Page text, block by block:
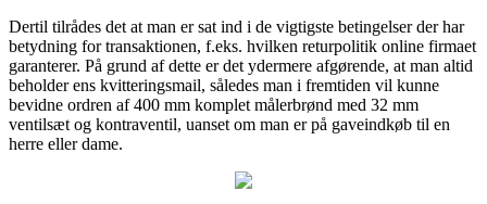
Dertil tilrådes det at man er sat ind i de vigtigste betingelser der har
betydning for transaktionen, f.eks. hvilken returpolitik online firmaet
garanterer. På grund af dette er det ydermere afgørende, at man altid
beholder ens kvitteringsmail, således man i fremtiden vil kunne
bevidne ordren af 400 mm komplet målerbrønd med 32 mm
ventilsæt og kontraventil, uanset om man er på gaveindkøb til en
herre eller dame.